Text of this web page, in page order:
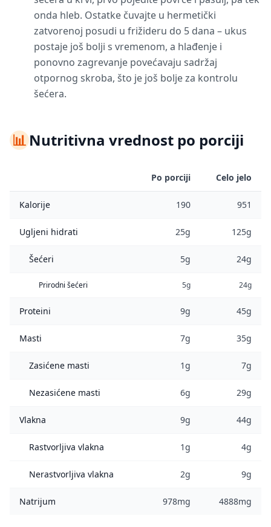
onda hleb. Ostatke čuvajte u hermetički
zatvorenoj posudi u frižideru do 5 dana – ukus
postaje još bolji s vremenom, a hlađenje i
ponovno zagrevanje povećavaju sadržaj
otpornog skroba, što je još bolje za kontrolu
šećera.
📊Nutritivna vrednost po porciji
Po porciji Celo jelo
Kalorije 190 951
Ugljeni hidrati 25g 125g
Šećeri 5g 24g
Prirodni šećeri 5g 24g
Proteini 9g 45g
Masti 7g 35g
Zasićene masti 1g 7g
Nezasićene masti 6g 29g
Vlakna 9g 44g
Rastvorljiva vlakna 1g 4g
Nerastvorljiva vlakna 2g 9g
Natrijum 978mg 4888mg